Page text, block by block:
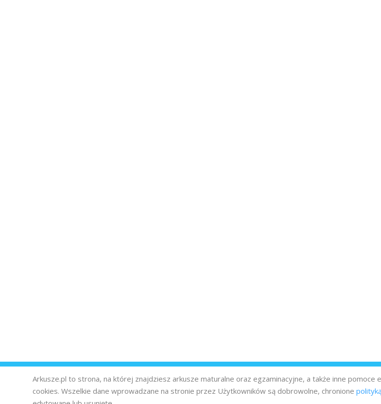
Arkusze.pl to strona, na której znajdziesz arkusze maturalne oraz egzaminacyjne, a także inne
cookies. Wszelkie dane wprowadzane na stronie przez Użytkowników są dobrowolne, chronione